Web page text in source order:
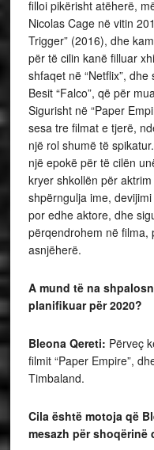
filloi pikërisht atëherë,
Nicolas Cage në vitin
Trigger” (2016), dhe
për të cilin kanë filluar
shfaqet në “Netflix”,
Besit “Falco”, që për
Sigurisht në “Paper
sesa tre filmat e tjerë,
një rol shumë të
një epokë për të cilën
kryer shkollën për
shpërngulja ime,
por edhe aktore, dhe
përqendrohem në filma,
asnjëherë.
A mund të na
planifikuar për 2020?
Bleona Qereti: Përveç
filmit “Paper Empire”,
Timbaland.
Cila është motoja që
mesazh për